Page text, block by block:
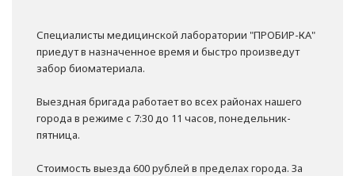
Специалисты медицинской лаборатории "ПРОБИР-КА"
приедут в назначенное время и быстро произведут
забор биоматериала.
Выездная бригада работает во всех районах нашего
города в режиме с 7:30 до 11 часов, понедельник-
пятница.
Стоимость выезда 600 рублей в пределах города. За